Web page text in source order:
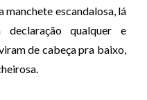
manchete escandalosa, lá
qualquer e
de cabeça pra baixo,